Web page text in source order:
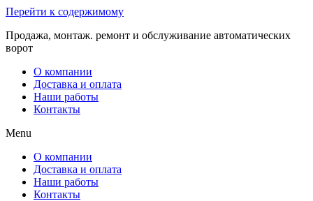
Перейти к содержимому
Продажа, монтаж. ремонт и обслуживание автоматических
ворот
О компании
Доставка и оплата
Наши работы
Контакты
Menu
О компании
Доставка и оплата
Наши работы
Контакты